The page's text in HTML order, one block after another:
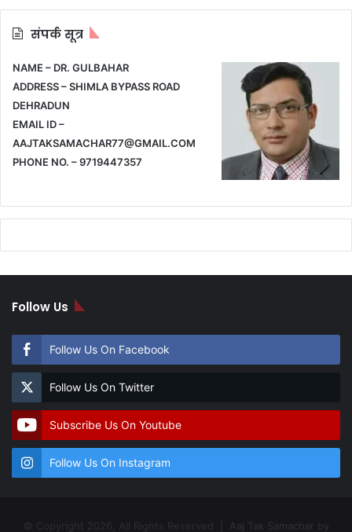
संपर्क सूत्र
NAME – DR. GULBAHAR
ADDRESS – SHIMLA BYPASS ROAD
DEHRADUN
EMAIL ID –
AAJTAKSAMACHAR77@GMAIL.COM
PHONE NO. – 9719447357
Follow Us
Follow Us On Facebook
Follow Us On Twitter
Subscribe Us On Youtube
Follow Us On Instagram
© Copyright 2026, All Rights Reserved | Aaj Tak Samachar by